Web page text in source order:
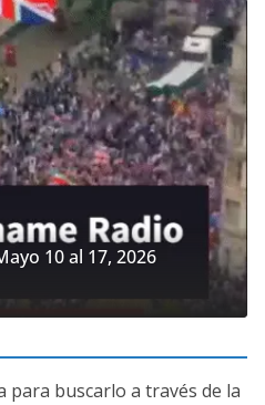
10 al 17, 2026
para buscarlo a través de la